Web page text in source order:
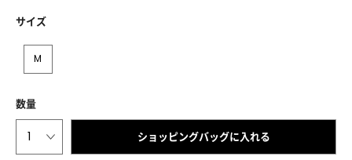
サイズ
M
数量
1 ショッピングバッグに入れる